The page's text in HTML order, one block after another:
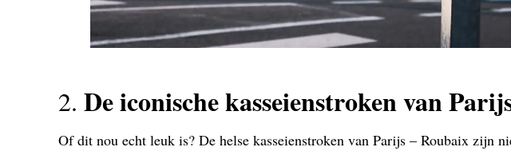
2. De iconische kasseienstroken van
Of dit nou echt leuk is? De helse kasseienstroken van Parijs – Roubaix zijn